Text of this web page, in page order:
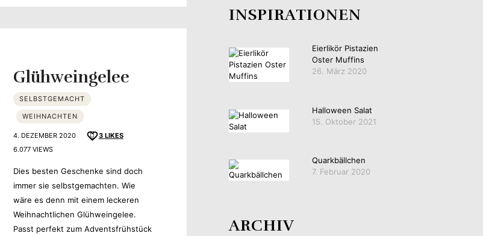
Glühweingelee
SELBSTGEMACHT
WEIHNACHTEN
4. DEZEMBER 2020 3 LIKES
6.077 VIEWS
Dies besten Geschenke sind doch
immer sie selbstgemachten. Wie
wäre es denn mit einem leckeren
Weihnachtlichen Glühweingelee.
Passt perfekt zum Adventsfrühstück
INSPIRATIONEN
Eierlikör Pistazien
Oster Muffins
26. März 2020
Halloween Salat
15. Oktober 2021
Quarkbällchen
7. Februar 2020
ARCHIV